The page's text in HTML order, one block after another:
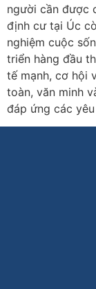
người cần được
định cư tại Úc
nghiệm cuộc
triển hàng đầu
tế mạnh, cơ hội
toàn, văn minh
đáp ứng các